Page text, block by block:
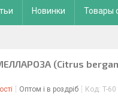
Новинки Товары
(Citrus
Оптом і в роздріб Код: T-60